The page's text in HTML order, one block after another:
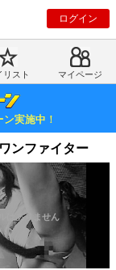
ログイン
リスト マイページ
実施中！
ンファイター